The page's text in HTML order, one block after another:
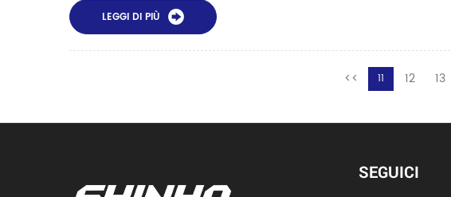
LEGGI DI PIÙ
<< 11 12 13
SEGUICI